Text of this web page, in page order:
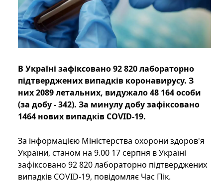
В Україні зафіксовано 92 820 лабораторно
підтверджених випадків коронавирусу. З
них 2089 летальних, видужало 48 164 особи
(за добу - 342). За минулу добу зафіксовано
1464 нових випадків COVID-19.
За інформацією Міністерства охорони здоров'я
України, станом на 9.00 17 серпня в Україні
зафіксовано 92 820 лабораторно підтверджених
випадків COVID-19, повідомляє Час Пік.